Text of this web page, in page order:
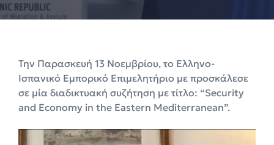
Την Παρασκευή 13 Νοεμβρίου, το Ελληνο-
Ισπανικό Εμπορικό Επιμελητήριο με προσκάλεσε
σε μία διαδικτυακή συζήτηση με τίτλο: “Security
and Economy in the Eastern Mediterranean”.